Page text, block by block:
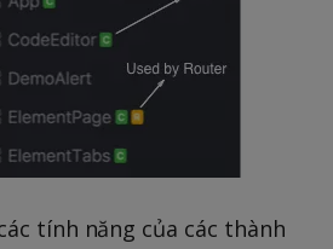
tính năng của các thành